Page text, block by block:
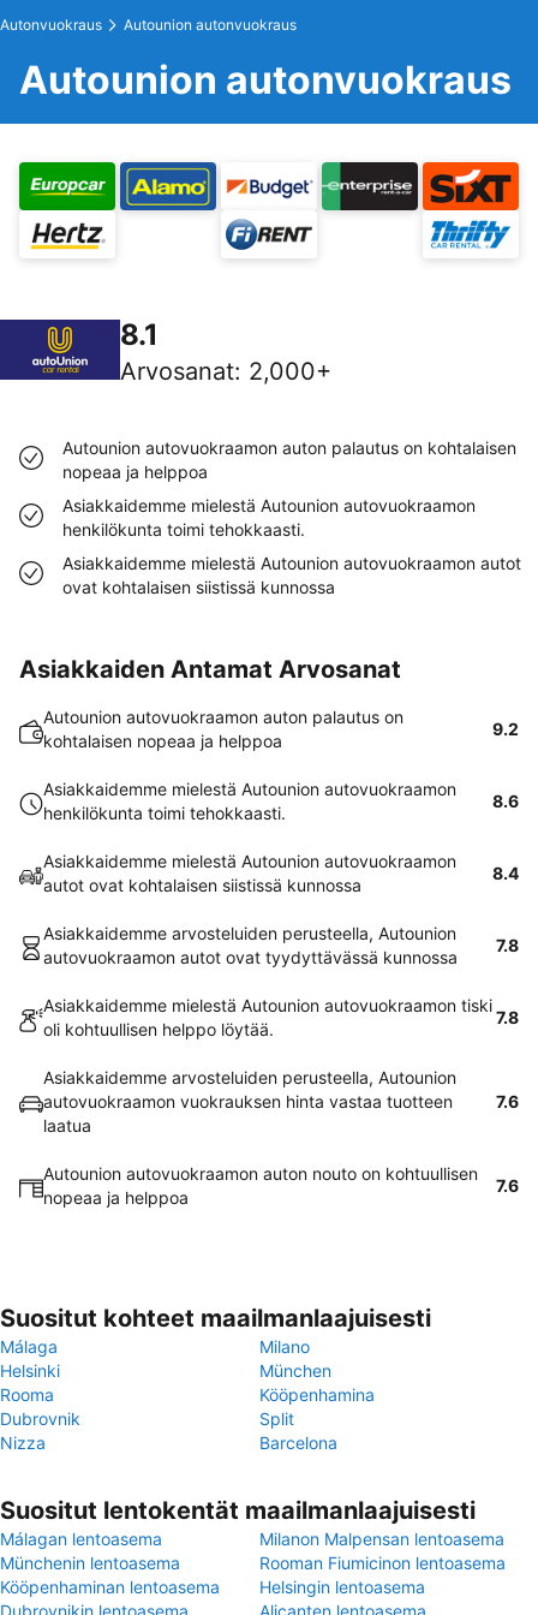
Autonvuokraus Autounion autonvuokraus
Autounion autonvuokraus
8.1
Arvosanat: 2,000+
Autounion autovuokraamon auton palautus on kohtalaisen
nopeaa ja helppoa
Asiakkaidemme mielestä Autounion autovuokraamon
henkilökunta toimi tehokkaasti.
Asiakkaidemme mielestä Autounion autovuokraamon autot
ovat kohtalaisen siistissä kunnossa
Asiakkaiden Antamat Arvosanat
Autounion autovuokraamon auton palautus on
kohtalaisen nopeaa ja helppoa
9.2
Asiakkaidemme mielestä Autounion autovuokraamon
henkilökunta toimi tehokkaasti.
8.6
Asiakkaidemme mielestä Autounion autovuokraamon
autot ovat kohtalaisen siistissä kunnossa
8.4
Asiakkaidemme arvosteluiden perusteella, Autounion
autovuokraamon autot ovat tyydyttävässä kunnossa
7.8
Asiakkaidemme mielestä Autounion autovuokraamon tiski
oli kohtuullisen helppo löytää.
7.8
Asiakkaidemme arvosteluiden perusteella, Autounion
autovuokraamon vuokrauksen hinta vastaa tuotteen
laatua
7.6
Autounion autovuokraamon auton nouto on kohtuullisen
nopeaa ja helppoa
7.6
Suositut kohteet maailmanlaajuisesti
Málaga
Milano
Helsinki
München
Rooma
Kööpenhamina
Dubrovnik
Split
Nizza
Barcelona
Suositut lentokentät maailmanlaajuisesti
Málagan lentoasema
Milanon Malpensan lentoasema
Münchenin lentoasema
Rooman Fiumicinon lentoasema
Kööpenhaminan lentoasema
Helsingin lentoasema
Dubrovnikin lentoasema
Alicanten lentoasema